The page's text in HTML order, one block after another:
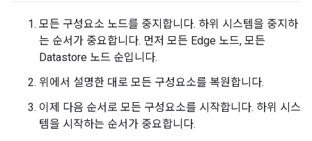
모든 구성요소 노드를 중지합니다. 하위 시스템을 중지하
는 순서가 중요합니다. 먼저 모든 Edge 노드, 모든
Datastore 노드 순입니다.
위에서 설명한 대로 모든 구성요소를 복원합니다.
이제 다음 순서로 모든 구성요소를 시작합니다. 하위 시스
템을 시작하는 순서가 중요합니다.